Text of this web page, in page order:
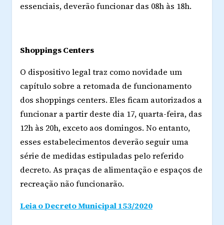
essenciais, deverão funcionar das 08h às 18h.
Shoppings Centers
O dispositivo legal traz como novidade um
capítulo sobre a retomada de funcionamento
dos shoppings centers. Eles ficam autorizados a
funcionar a partir deste dia 17, quarta-feira, das
12h às 20h, exceto aos domingos. No entanto,
esses estabelecimentos deverão seguir uma
série de medidas estipuladas pelo referido
decreto. As praças de alimentação e espaços de
recreação não funcionarão.
Leia o Decreto Municipal 153/2020